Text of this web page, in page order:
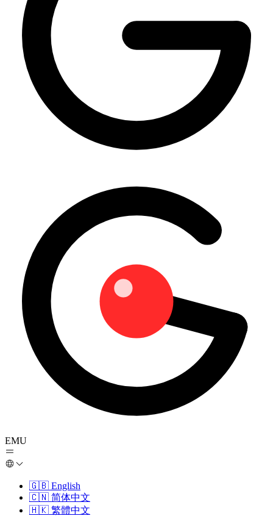
EMU
🇬🇧 English
🇨🇳 简体中文
🇭🇰 繁體中文